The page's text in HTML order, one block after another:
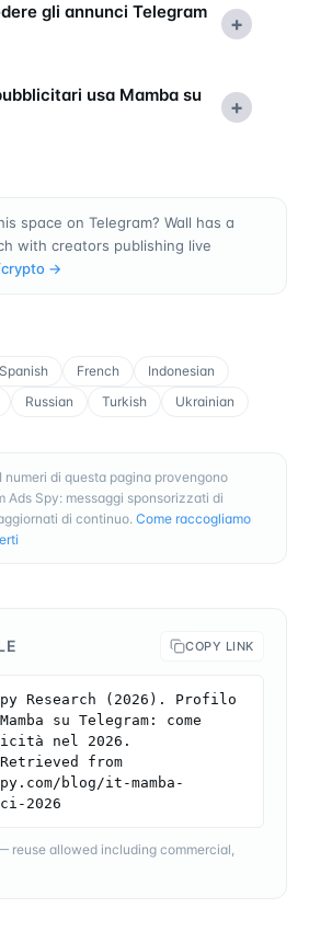
gli annunci Telegram
+
usa Mamba su
+
space on Telegram? Wall has a
with creators publishing live
crypto →
Spanish French
Indonesian
Russian Turkish Ukrainian
I numeri di questa pagina provengono
Ads Spy: messaggi sponsorizzati di
di continuo. Come raccogliamo
COPY LINK
Research (2026). Profilo
su Telegram: come
nel 2026.
from
blog/it-mamba-
2026
reuse allowed including commercial,